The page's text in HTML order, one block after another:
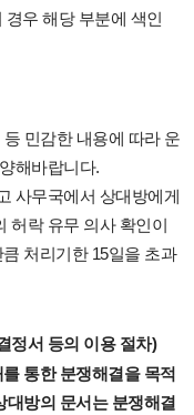
우 해당 부분에 색인
민감한 내용에 따라 운
해바랍니다.
사무국에서 상대방에게
허락 유무 의사 확인이
처리기한 15일을 초과
정서 등의 이용 절차)
통한 분쟁해결을 목적
방의 문서는 분쟁해결